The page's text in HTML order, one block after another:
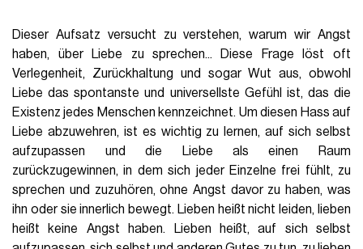
Dieser Aufsatz versucht zu verstehen, warum wir Angst
haben, über Liebe zu sprechen... Diese Frage löst oft
Verlegenheit, Zurückhaltung und sogar Wut aus, obwohl
Liebe das spontanste und universellste Gefühl ist, das die
Existenz jedes Menschen kennzeichnet. Um diesen Hass auf
Liebe abzuwehren, ist es wichtig zu lernen, auf sich selbst
aufzupassen und die Liebe als einen Raum
zurückzugewinnen, in dem sich jeder Einzelne frei fühlt, zu
sprechen und zuzuhören, ohne Angst davor zu haben, was
ihn oder sie innerlich bewegt. Lieben heißt nicht leiden, lieben
heißt keine Angst haben. Lieben heißt, auf sich selbst